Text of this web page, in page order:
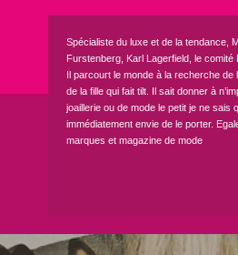
Spécialiste du luxe et de la tendance,
Furstenberg, Karl Lagerfield, le comité
Il parcourt le monde à la recherche de
de la fille qui fait tilt. Il sait donner à
joaillerie ou de mode le petit je ne sais
immédiatement envie de le porter.
marques et magazine de mode